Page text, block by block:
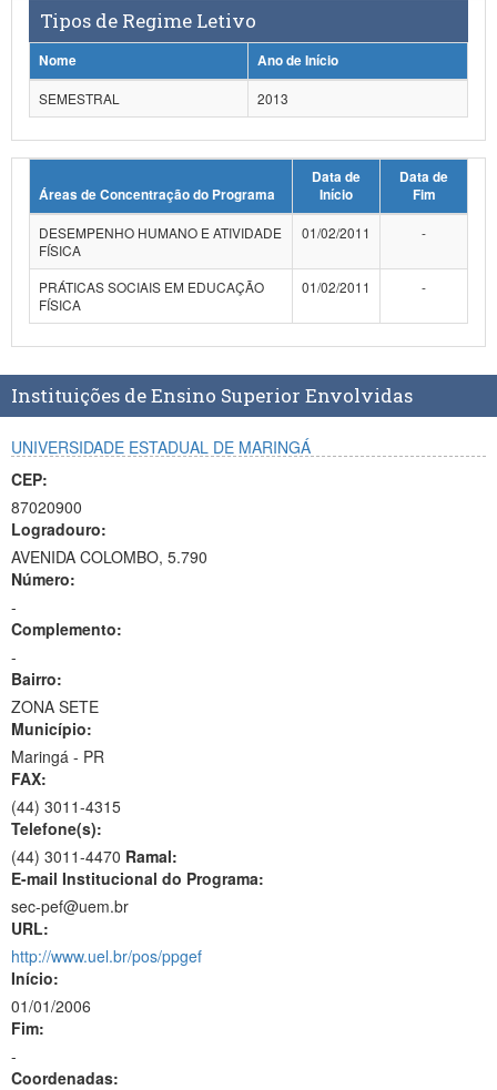
Tipos de Regime Letivo
Nome
Ano de Início
SEMESTRAL
2013
Áreas de Concentração do Programa
Data de
Início
Data de
Fim
DESEMPENHO HUMANO E ATIVIDADE
FÍSICA
01/02/2011 -
PRÁTICAS SOCIAIS EM EDUCAÇÃO
FÍSICA
01/02/2011 -
Instituições de Ensino Superior Envolvidas
UNIVERSIDADE ESTADUAL DE MARINGÁ
CEP:
87020900
Logradouro:
AVENIDA COLOMBO, 5.790
Número:
-
Complemento:
-
Bairro:
ZONA SETE
Município:
Maringá - PR
FAX:
(44) 3011-4315
Telefone(s):
(44) 3011-4470 Ramal:
E-mail Institucional do Programa:
sec-pef@uem.br
URL:
http://www.uel.br/pos/ppgef
Início:
01/01/2006
Fim:
-
Coordenadas: